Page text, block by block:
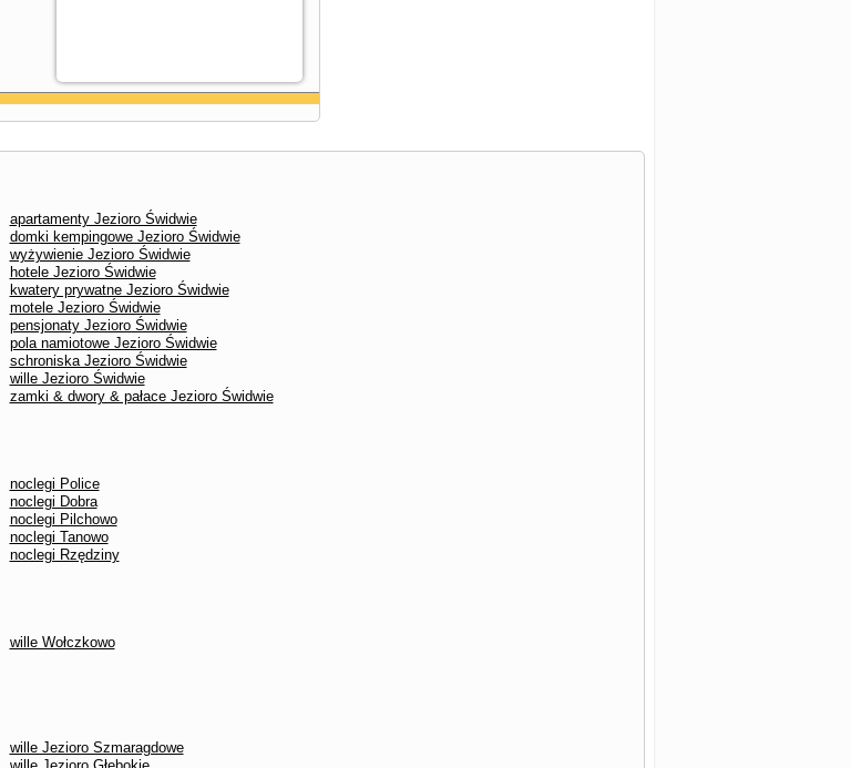
apartamenty Jezioro Świdwie
domki kempingowe Jezioro Świdwie
wyżywienie Jezioro Świdwie
hotele Jezioro Świdwie
kwatery prywatne Jezioro Świdwie
motele Jezioro Świdwie
pensjonaty Jezioro Świdwie
pola namiotowe Jezioro Świdwie
schroniska Jezioro Świdwie
wille Jezioro Świdwie
zamki & dwory & pałace Jezioro Świdwie
noclegi Police
noclegi Dobra
noclegi Pilchowo
noclegi Tanowo
noclegi Rzędziny
wille Wołczkowo
wille Jezioro Szmaragdowe